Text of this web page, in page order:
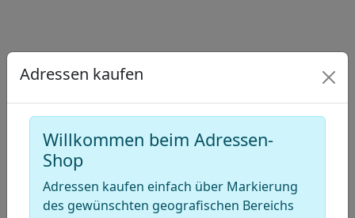
polygon
a
rectangle
Draw
a
circle
layers
Delete
layers
Adressen kaufen
Willkommen beim Adressen-
Shop
Adressen kaufen einfach über Markierung
des gewünschten geografischen Bereichs